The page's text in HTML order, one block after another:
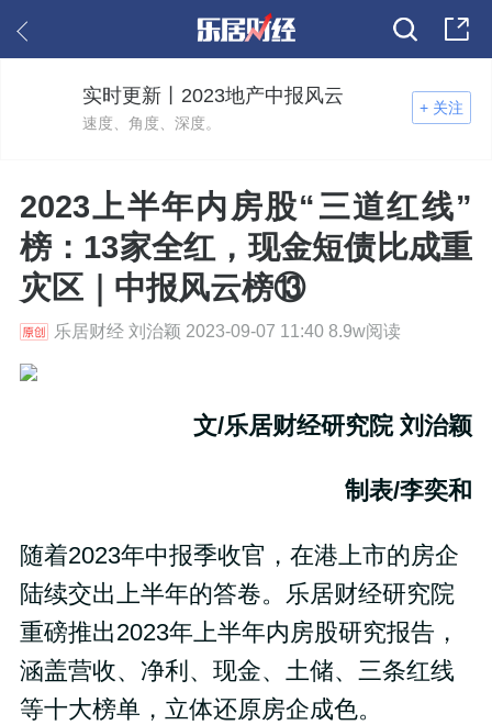
+ 关注
实时更新丨2023地产中报风云
速度、角度、深度。
2023上半年内房股“三道红线”
榜：13家全红，现金短债比成重
灾区｜中报风云榜⑬
乐居财经 刘治颖 2023-09-07 11:40 8.9w阅读
文/乐居财经研究院 刘治颖
制表/李奕和
随着2023年中报季收官，在港上市的房企
陆续交出上半年的答卷。乐居财经研究院
重磅推出2023年上半年内房股研究报告，
涵盖营收、净利、现金、土储、三条红线
等十大榜单，立体还原房企成色。